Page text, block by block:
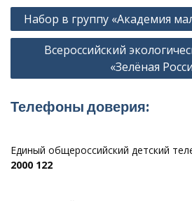
Навигация
по
записям
Набор в группу «Академия
Всероссийский
«Зелёная
Телефоны доверия:
Единый общероссийский детский
2000 122